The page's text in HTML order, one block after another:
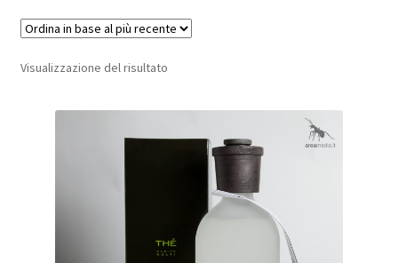
oggettistica
sport e tempo libero
Visualizzazione del risultato